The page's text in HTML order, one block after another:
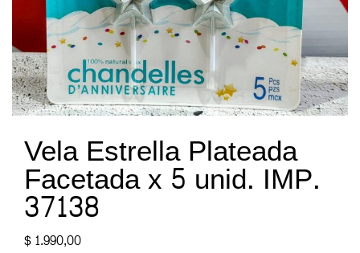
Vela Estrella Plateada
Facetada x 5 unid. IMP.
37138
$1.990,00